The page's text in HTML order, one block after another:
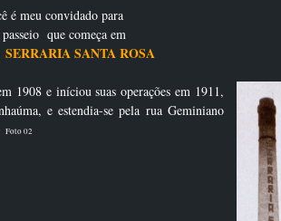
é meu convidado para
passeio que começa em
SERRARIA SANTA ROSA
1908 e iníciou suas operações em 1911,
e estendia-se pela rua Geminiano
Foto 02